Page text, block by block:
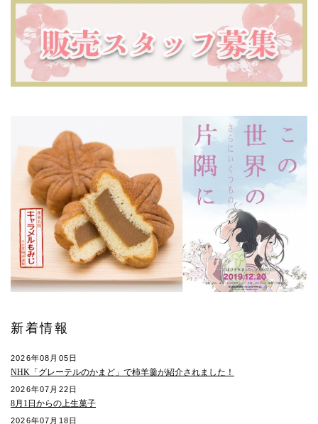
新着情報
2026年08月05日
NHK「グレーテルのかまど」で柿羊羹が紹介されました！
2026年07月22日
8月1日からの上生菓子
2026年07月18日